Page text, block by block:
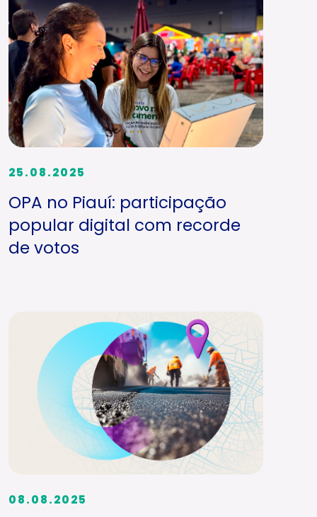
25.08.2025
OPA no Piauí: participação
popular digital com recorde
de votos
08.08.2025